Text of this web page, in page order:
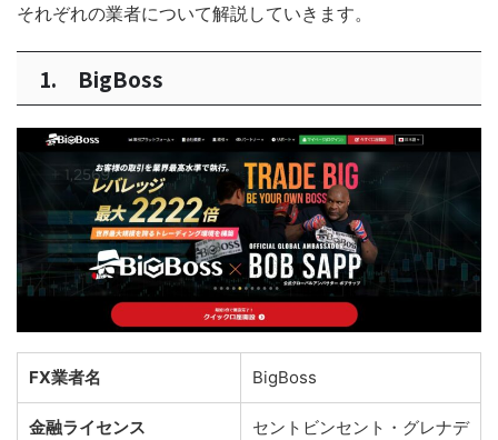
それぞれの業者について解説していきます。
1. BigBoss
FX業者名 BigBoss
金融ライセンス
セントビンセント・グレナデ